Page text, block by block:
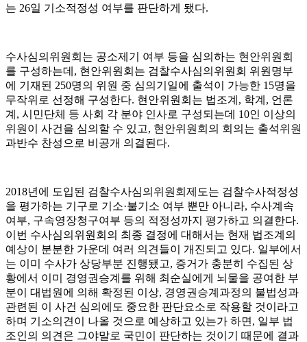
는 26일 기소적정성 여부를 판단하게 됐다.
수사심의위원회는 공소제기 여부 등을 심의하는 현안위원회
를 구성하는데, 현안위원회는 검찰수사심의위원회 위원명부
에 기재된 250명의 위원 중 심의기일에 출석이 가능한 15명을
무작위로 선정해 구성한다. 현안위원회는 법조계, 학계, 언론
계, 시민단체 등 사회 각 분야 인사로 구성되는데 10인 이상의
위원이 사건을 심의할 수 있고, 현안위원회의 회의는 출석위원
과반수 찬성으로 비공개 의결된다.
2018년에 도입된 검찰수사심의위원회제도는 검찰수사적정성
을 평가하는 기구로 기소·불기소 여부 뿐만 아니라, 수사계속
여부, 구속영장청구여부 등의 적정성까지 평가하고 의결한다.
이번 수사심의위원회의 최종 결정에 대해서는 현재 법조계의
예상이 분분한 가운데 여러 의견들이 개진되고 있다. 일부에서
는 이미 수사가 상당부분 진행됐고, 증거가 충분히 수집된 상
황에서 이미 경영권승계를 위해 최순실에게 뇌물을 공여한 부
분이 대법원에 의해 확정된 이상, 경영권승계과정의 불법성과
관련된 이 사건 심의에도 중요한 판단요소로 작용할 것이라고
하며 기소의견이 나올 것으로 예상하고 있는가 하면, 일부 법
조인의 의견은 그야말로 국민이 판단하는 것이기 때문에 결과